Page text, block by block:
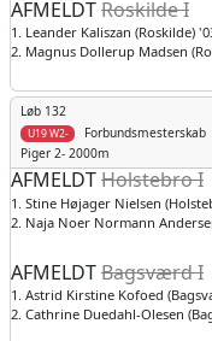
AFMELDTRoskilde I
1. Leander Kaliszan (Roskilde)
2. Magnus Dollerup Madsen
Løb 132
Forbundsmesterskab
U19 W2-
Piger 2- 2000m
AFMELDTHolstebro I
1. Stine Højager Nielsen
2. Naja Noer Normann
AFMELDTBagsværd I
1. Astrid Kirstine Kofoed
2. Cathrine Duedahl-Olesen